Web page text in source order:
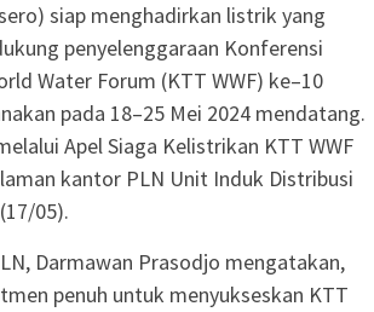
siap menghadirkan listrik yang
penyelenggaraan Konferensi
Water Forum (KTT WWF) ke–10
pada 18–25 Mei 2024 mendatang.
Apel Siaga Kelistrikan KTT WWF
kantor PLN Unit Induk Distribusi
05).
Darmawan Prasodjo mengatakan,
penuh untuk menyukseskan KTT